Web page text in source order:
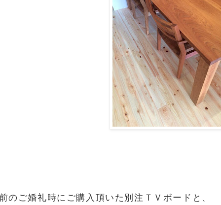
のご婚礼時にご購入頂いた別注ＴＶボードと、